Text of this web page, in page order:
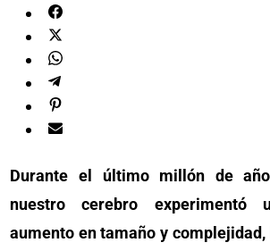
Durante el último millón de
nuestro cerebro experimentó
aumento en tamaño y